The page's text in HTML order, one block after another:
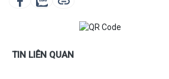
TIN LIÊN QUAN